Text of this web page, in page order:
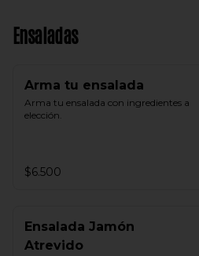
Ensaladas
Arma tu ensalada
Arma tu ensalada con ingredientes a
elección.
$6.500
Ensalada Jamón
Atrevido